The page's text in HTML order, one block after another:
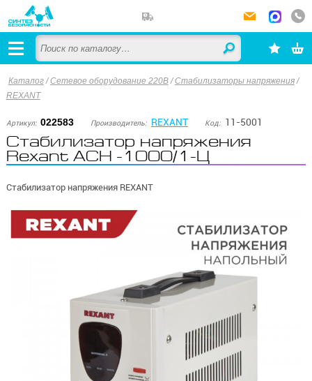
Каталог/Сетевое оборудование 220В /Стабилизаторы напряжения /
REXANT
Артикул: 022583 Производитель: REXANT Код: 11-5001
Стабилизатор напряжения
Rexant АСН -1000/1-Ц
Стабилизатор напряжения REXANT